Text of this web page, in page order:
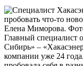
Елена Миморова.
Главный специалист
Сибирь» –
компании уже 24